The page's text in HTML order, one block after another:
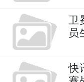
卫
员
快